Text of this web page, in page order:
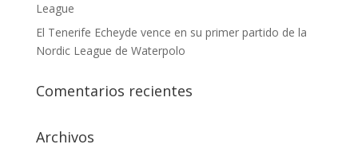
League
El Tenerife Echeyde vence en su primer partido de la
Nordic League de Waterpolo
Comentarios recientes
Archivos